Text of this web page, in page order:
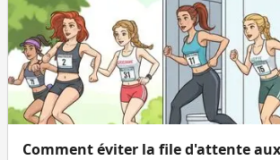
Comment éviter la file d'attente